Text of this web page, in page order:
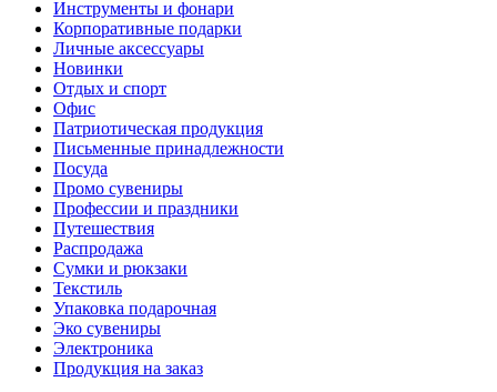
Инструменты и фонари
Корпоративные подарки
Личные аксессуары
Новинки
Отдых и спорт
Офис
Патриотическая продукция
Письменные принадлежности
Посуда
Промо сувениры
Профессии и праздники
Путешествия
Распродажа
Сумки и рюкзаки
Текстиль
Упаковка подарочная
Эко сувениры
Электроника
Продукция на заказ